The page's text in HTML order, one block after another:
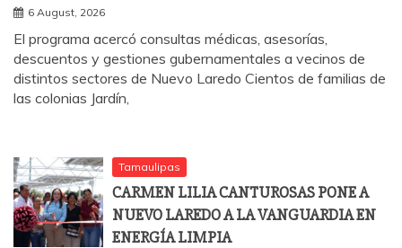
6 August, 2026
El programa acercó consultas médicas, asesorías,
descuentos y gestiones gubernamentales a vecinos de
distintos sectores de Nuevo Laredo Cientos de familias de
las colonias Jardín,
Tamaulipas
CARMEN LILIA CANTUROSAS PONE A
NUEVO LAREDO A LA VANGUARDIA EN
ENERGÍA LIMPIA